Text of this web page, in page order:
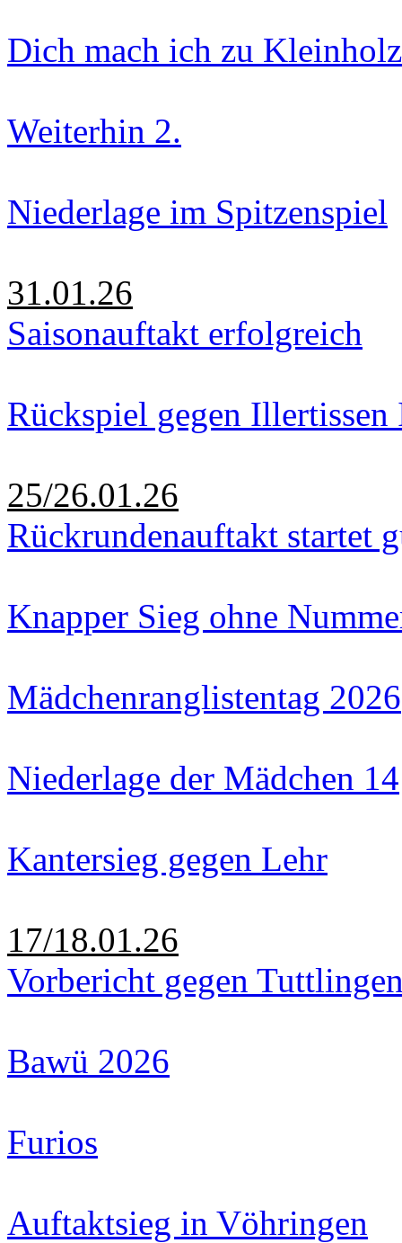
Dich mach ich zu Kleinholz
Weiterhin 2.
Niederlage im Spitzenspiel
31.01.26
Saisonauftakt erfolgreich
Rückspiel gegen
25/26.01.26
Rückrundenauftakt startet
Knapper Sieg ohne
Mädchenranglistentag 2026
Niederlage der Mädchen 14
Kantersieg gegen Lehr
17/18.01.26
Vorbericht gegen
Bawü 2026
Furios
Auftaktsieg in Vöhringen